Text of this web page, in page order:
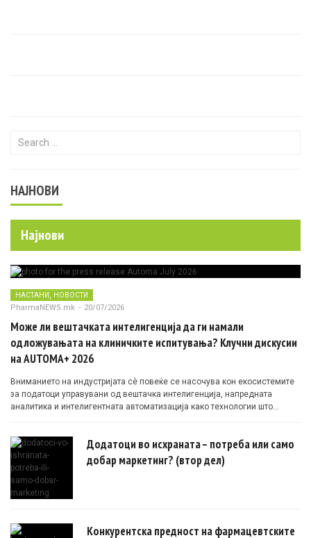
Search for:
НАЈНОВИ
Најнови
НАСТАНИ НОВОСТИ
PharmaNEWS.mk - 20/07/2026
Може ли вештачката интелигенција да ги намали
одложувањата на клиничките испитувања? Клучни дискусии
на AUTOMA+ 2026
Вниманието на индустријата сè повеќе се насочува кон екосистемите
за податоци управувани од вештачка интелигенција, напредната
аналитика и интелигентната автоматизација како технологии што
Додатоци во исхраната – потреба или само
добар маркетинг? (втор дел)
Конкурентска предност на фармацевтските